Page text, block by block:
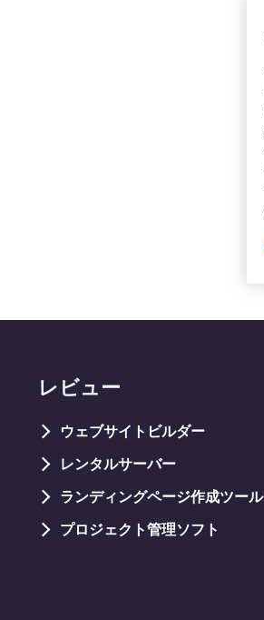
レビュー
ウェブサイトビルダー
レンタルサーバー
ランディングページ作成ツール
プロジェクト管理ソフト